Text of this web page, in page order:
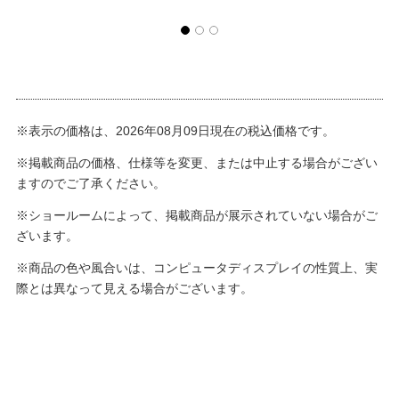
※表示の価格は、2026年08月09日現在の税込価格です。
※掲載商品の価格、仕様等を変更、または中止する場合がござい
ますのでご了承ください。
※ショールームによって、掲載商品が展示されていない場合がご
ざいます。
※商品の色や風合いは、コンピュータディスプレイの性質上、実
際とは異なって見える場合がございます。